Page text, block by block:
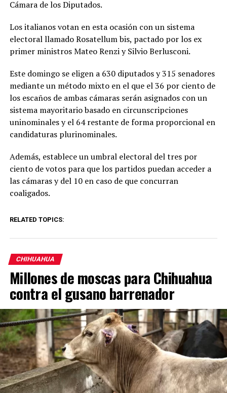
Cámara de los Diputados.
Los italianos votan en esta ocasión con un sistema
electoral llamado Rosatellum bis, pactado por los ex
primer ministros Mateo Renzi y Silvio Berlusconi.
Este domingo se eligen a 630 diputados y 315 senadores
mediante un método mixto en el que el 36 por ciento de
los escaños de ambas cámaras serán asignados con un
sistema mayoritario basado en circunscripciones
uninominales y el 64 restante de forma proporcional en
candidaturas plurinominales.
Además, establece un umbral electoral del tres por
ciento de votos para que los partidos puedan acceder a
las cámaras y del 10 en caso de que concurran
coaligados.
RELATED TOPICS:
CHIHUAHUA
Millones de moscas para Chihuahua
contra el gusano barrenador